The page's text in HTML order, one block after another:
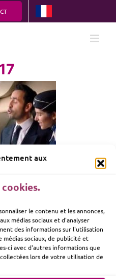
aux
le contenu et les annonces,
médias sociaux et d'analyser
des informations sur l'utilisation
sociaux, de publicité et
ci avec d'autres informations que
lors de votre utilisation de